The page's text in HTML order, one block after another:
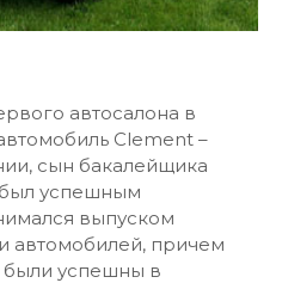
автосалона в
Clement –
сын бакалейщика
успешным
выпуском
автомобилей, причем
успешны в